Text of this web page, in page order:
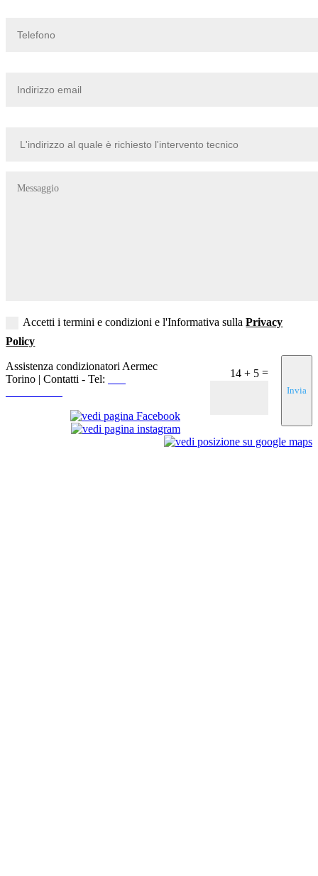
Accetti i termini e condizioni e l'Informativa sullaPrivacy
Policy
14 + 5 =
Invia
Assistenza condizionatori Aermec
Torino | Contatti - Tel: